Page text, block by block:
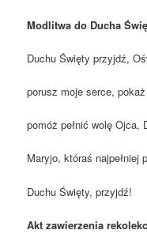
Modlitwa do Ducha
Duchu Święty przyjdź,
porusz moje serce,
pomóż pełnić wolę Ojca,
Maryjo, któraś najpełniej
Duchu Święty, przyjdź!
Akt zawierzenia